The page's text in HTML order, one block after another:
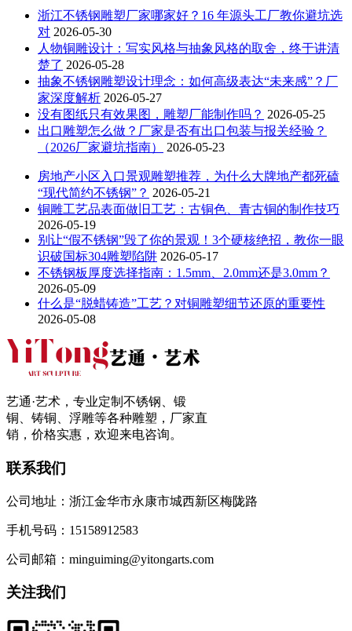
浙江不锈钢雕塑厂家哪家好？16 年源头工厂教你避坑选
对 2026-05-30
人物铜雕设计：写实风格与抽象风格的取舍，终于讲清
楚了 2026-05-28
抽象不锈钢雕塑设计理念：如何高级表达“未来感”？厂
家深度解析 2026-05-27
没有图纸只有效果图，雕塑厂能制作吗？ 2026-05-25
出口雕塑怎么做？厂家是否有出口包装与报关经验？
（2026厂家避坑指南）
2026-05-23
房地产小区入口景观雕塑推荐，为什么大牌地产都死磕
“现代简约不锈钢”？ 2026-05-21
铜雕工艺品表面做旧工艺：古铜色、青古铜的制作技巧
2026-05-19
别让“假不锈钢”毁了你的景观！3个硬核绝招，教你一眼
识破国标304雕塑陷阱 2026-05-17
不锈钢板厚度选择指南：1.5mm、2.0mm还是3.0mm？
2026-05-09
什么是“脱蜡铸造”工艺？对铜雕塑细节还原的重要性
2026-05-08
艺通·艺术，专业定制不锈钢、锻
铜、铸铜、浮雕等各种雕塑，厂家直
销，价格实惠，欢迎来电咨询。
联系我们
公司地址：浙江金华市永康市城西新区梅陇路
手机号码：15158912583
公司邮箱：minguiming@yitongarts.com
关注我们